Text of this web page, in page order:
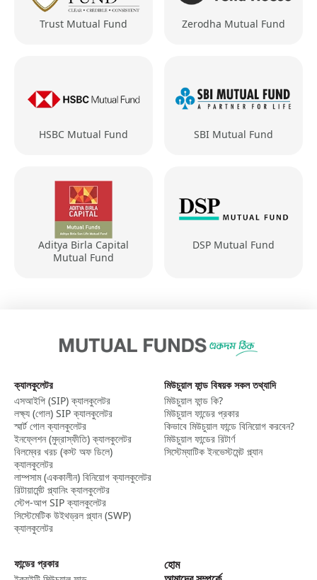
Trust Mutual Fund Zerodha Mutual Fund
HSBC Mutual Fund SBI Mutual Fund
Aditya Birla Capital
Mutual Fund
DSP Mutual Fund
ক্যালকুলেটর
এসআইপি (SIP) ক্যালকুলেটর​
লক্ষ্য (গোল) SIP ক্যালকুলেটর​
স্মার্ট গোল ক্যালকুলেটর​
ইনফ্লেশন (মুদ্রাস্ফীতি) ক্যালকুলেটর​
বিলম্বের খরচ (কস্ট অফ ডিলে)
ক্যালকুলেটর
লাম্পসাম (এককালীন) বিনিয়োগ ক্যালকুলেটর​
রিটায়ার্মেন্ট প্ল্যানিং ক্যালকুলেটর
স্টেপ-আপ SIP ক্যালকুলেটর​
সিস্টেমেটিক উইথড্রল প্ল্যান (SWP)
ক্যালকুলেটর​
মিউচুয়াল ফান্ড বিষয়ক সকল তথ্যাদি
মিউচুয়াল ফান্ড কি?
মিউচুয়াল ফান্ডের প্রকার
কিভাবে মিউচুয়াল ফান্ডে বিনিয়োগ করবেন?
মিউচুয়াল ফান্ডের রিটার্ণ
সিস্টেম্যাটিক ইনভেস্টমেন্ট প্ল্যান
ফান্ডের প্রকার
হোম